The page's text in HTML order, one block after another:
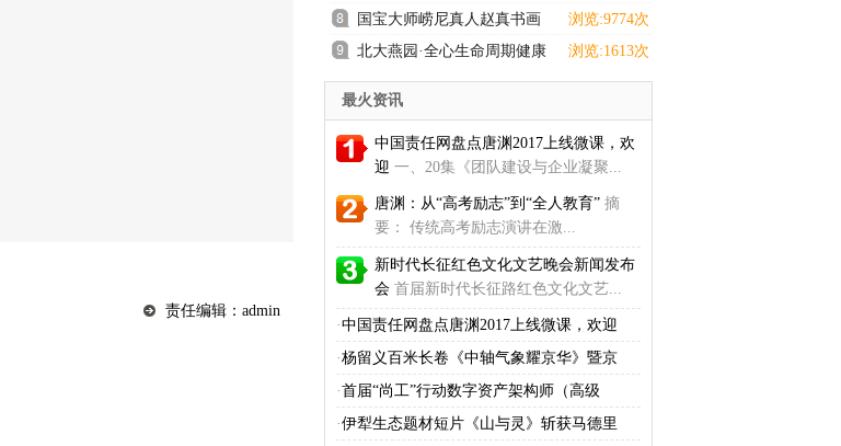
责任编辑：admin
洋强国主题设计巡展
国宝大师崂尼真人赵真书画
拍卖、收藏
浏览:9774次
北大燕园·全心生命周期健康
学院正式启动:
浏览:1613次
最火资讯
中国责任网盘点唐渊2017上线微课，欢
迎 一、20集《团队建设与企业凝聚...
唐渊：从“高考励志”到“全人教育” 摘
要： 传统高考励志演讲在激...
新时代长征红色文化文艺晚会新闻发布
会 首届新时代长征路红色文化文艺...
·中国责任网盘点唐渊2017上线微课，欢迎
·杨留义百米长卷《中轴气象耀京华》暨京
·首届“尚工”行动数字资产架构师（高级
·伊犁生态题材短片《山与灵》斩获马德里